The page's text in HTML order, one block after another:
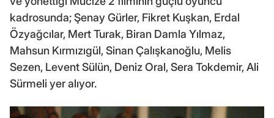
kadrosunda; Şenay Gürler, Fikret Kuşkan, Erdal
Özyağcılar, Mert Turak, Biran Damla Yılmaz,
Mahsun Kırmızıgül, Sinan Çalışkanoğlu, Melis
Sezen, Levent Sülün, Deniz Oral, Sera Tokdemir, Ali
Sürmeli yer alıyor.